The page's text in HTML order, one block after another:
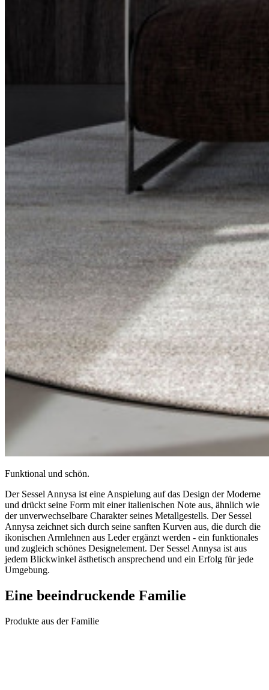
Funktional und schön.
Der Sessel Annysa ist eine Anspielung auf das Design der Moderne
und drückt seine Form mit einer italienischen Note aus, ähnlich wie
der unverwechselbare Charakter seines Metallgestells. Der Sessel
Annysa zeichnet sich durch seine sanften Kurven aus, die durch die
ikonischen Armlehnen aus Leder ergänzt werden - ein funktionales
und zugleich schönes Designelement. Der Sessel Annysa ist aus
jedem Blickwinkel ästhetisch ansprechend und ein Erfolg für jede
Umgebung.
Eine beeindruckende Familie
Produkte aus der Familie